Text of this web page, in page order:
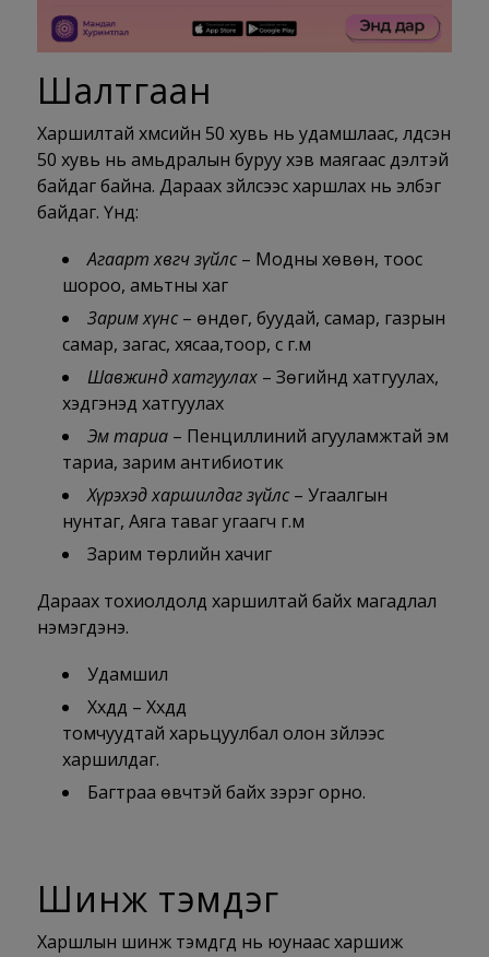
Шалтгаан
Харшилтай хүмүүсийн 50 хувь нь удамшлаас, үлдсэн
50 хувь нь амьдралын буруу хэв маягаас үүдэлтэй
байдаг байна. Дараах зүйлсээс харшлах нь элбэг
байдаг. Үүнд:
Агаарт хөвөгч зүйлс– Модны хөвөн, тоос
шороо, амьтны хаг
Зарим хүнс– өндөг, буудай, самар, газрын
самар, загас, хясаа,тоор, сүү г.м
Шавжинд хатгуулах– Зөгийнд хатгуулах,
хэдгэнэд хатгуулах
Эм тариа– Пенциллиний агууламжтай эм
тариа, зарим антибиотик
Хүрэхэд харшилдаг зүйлс– Угаалгын
нунтаг, Аяга таваг угаагч г.м
Зарим төрлийн хачиг
Дараах тохиолдолд харшилтай байх магадлал
нэмэгдэнэ.
Удамшил
Хүүхдүүд – Хүүхдүүд
томчуудтай харьцуулбал олон зүйлээс
харшилдаг.
Багтраа өвчтэй байх зэрэг орно.
Шинж тэмдэг
Харшлын шинж тэмдгүүд нь юунаас харшиж